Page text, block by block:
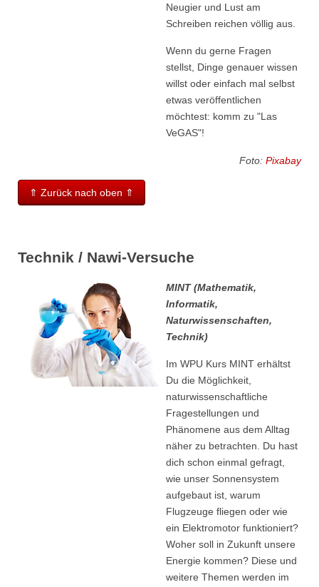
Neugier und Lust am
Schreiben reichen völlig aus.
Wenn du gerne Fragen
stellst, Dinge genauer wissen
willst oder einfach mal selbst
etwas veröffentlichen
möchtest: komm zu "Las
VeGAS"!
Foto: Pixabay
⇑ Zurück nach oben ⇑
Technik / Nawi-Versuche
MINT (Mathematik,
Informatik,
Naturwissenschaften,
Technik)
Im WPU Kurs MINT erhältst
Du die Möglichkeit,
naturwissenschaftliche
Fragestellungen und
Phänomene aus dem Alltag
näher zu betrachten. Du hast
dich schon einmal gefragt,
wie unser Sonnensystem
aufgebaut ist, warum
Flugzeuge fliegen oder wie
ein Elektromotor funktioniert?
Woher soll in Zukunft unsere
Energie kommen? Diese und
weitere Themen werden im